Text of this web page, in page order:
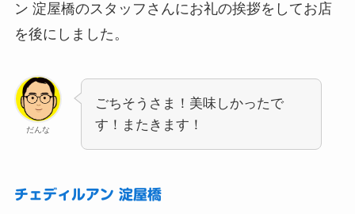
ン 淀屋橋のスタッフさんにお礼の挨拶をしてお店
を後にしました。
だんな
ごちそうさま！美味しかったで
す！またきます！
チェディルアン 淀屋橋